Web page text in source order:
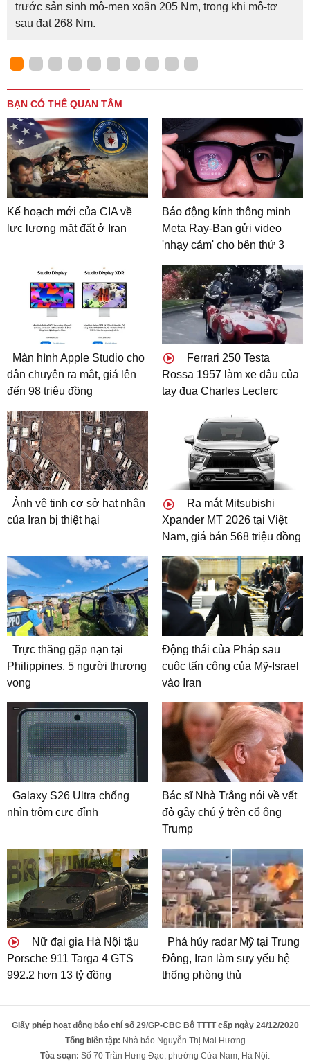
trước sản sinh mô-men xoắn 205 Nm, trong khi mô-tơ
sau đạt 268 Nm.
BẠN CÓ THỂ QUAN TÂM
Kế hoạch mới của CIA về
lực lượng mặt đất ở Iran
Báo động kính thông minh
Meta Ray-Ban gửi video
'nhạy cảm' cho bên thứ 3
Màn hình Apple Studio cho
dân chuyên ra mắt, giá lên
đến 98 triệu đồng
Ferrari 250 Testa
Rossa 1957 làm xe dâu của
tay đua Charles Leclerc
Ảnh vệ tinh cơ sở hạt nhân
của Iran bị thiệt hại
Ra mắt Mitsubishi
Xpander MT 2026 tại Việt
Nam, giá bán 568 triệu đồng
Trực thăng gặp nạn tại
Philippines, 5 người thương
vong
Động thái của Pháp sau
cuộc tấn công của Mỹ-Israel
vào Iran
Galaxy S26 Ultra chống
nhìn trộm cực đỉnh
Bác sĩ Nhà Trắng nói về vết
đỏ gây chú ý trên cổ ông
Trump
Nữ đại gia Hà Nội tậu
Porsche 911 Targa 4 GTS
992.2 hơn 13 tỷ đồng
Phá hủy radar Mỹ tại Trung
Đông, Iran làm suy yếu hệ
thống phòng thủ
Giấy phép hoạt động báo chí số 29/GP-CBC Bộ TTTT cấp ngày 24/12/2020
Tổng biên tập: Nhà báo Nguyễn Thị Mai Hương
Tòa soạn: Số 70 Trần Hưng Đạo, phường Cửa Nam, Hà Nội.